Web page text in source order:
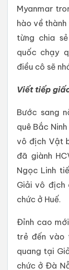
Myanmar
hào về
từng chia
quốc chạy
điều cô sẽ
Viết tiếp
Bước sang
quê Bắc
vô địch Vật
đã giành
Ngọc Linh
Giải vô
chức ở Huế.
Đỉnh cao
trẻ đến vào
quang tại
chức ở Đà